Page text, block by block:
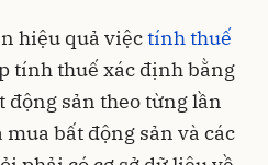
hiệu quả việctính thuế
tính thuế xác định bằng
sản theo từng lần
bất động sản và các